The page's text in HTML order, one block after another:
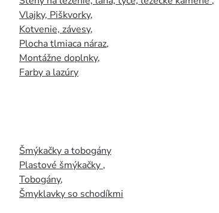
Vlajky, Piškvorky,
Kotvenie, závesy,
Plocha tlmiaca náraz,
Montážne doplnky,
Farby a lazúry
Šmýkačky a tobogány
Plastové šmýkačky ,
Tobogány,
Šmyklavky so schodíkmi